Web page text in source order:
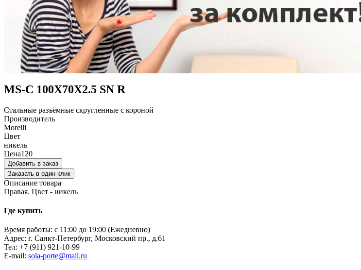
MS-C 100X70X2.5 SN R
Стальные разъёмные скругленные с короной
Производитель
Morelli
Цвет
никель
Цена120
Добавить в заказ
Заказать в один клик
Описание товара
Правая. Цвет - никель
Где купить
Время работы: с 11:00 до 19:00 (Ежедневно)
Адрес: г. Санкт-Петербург, Московский пр., д.61
Тел: +7 (911) 921-10-99
E-mail: sola-porte@mail.ru